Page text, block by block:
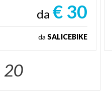
da € 30
da SALICEBIKE
20